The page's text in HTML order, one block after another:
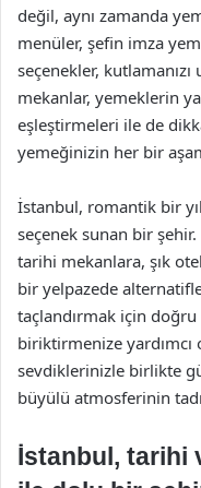
değil, aynı zamanda
menüler, şefin imza
seçenekler, kutlamanızı
mekanlar, yemeklerin
eşleştirmeleri ile de
yemeğinizin her bir
İstanbul, romantik bir
seçenek sunan bir
tarihi mekanlara, şık
bir yelpazede
taçlandırmak için doğru
biriktirmenize yardımcı
sevdiklerinizle birlikte
büyülü atmosferinin
İstanbul, tarihi